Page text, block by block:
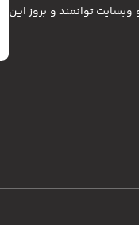
و وبسایت توانمند و بروز این